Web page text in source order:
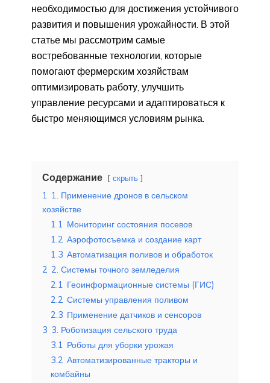
необходимостью для достижения устойчивого
развития и повышения урожайности. В этой
статье мы рассмотрим самые
востребованные технологии, которые
помогают фермерским хозяйствам
оптимизировать работу, улучшить
управление ресурсами и адаптироваться к
быстро меняющимся условиям рынка.
Содержание скрыть
1 1. Применение дронов в сельском
хозяйстве
1.1 Мониторинг состояния посевов
1.2 Аэрофотосъемка и создание карт
1.3 Автоматизация поливов и обработок
2 2. Системы точного земледелия
2.1 Геоинформационные системы (ГИС)
2.2 Системы управления поливом
2.3 Применение датчиков и сенсоров
3 3. Роботизация сельского труда
3.1 Роботы для уборки урожая
3.2 Автоматизированные тракторы и
комбайны